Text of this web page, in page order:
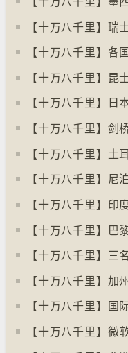
【十万八千里】尼